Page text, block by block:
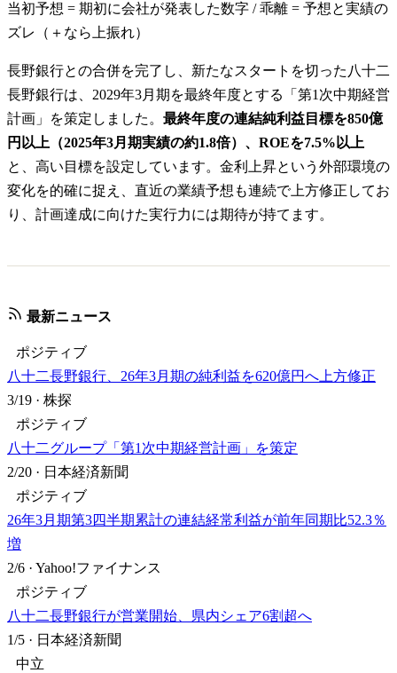
当初予想 = 期初に会社が発表した数字 / 乖離 = 予想と実績の
ズレ（＋なら上振れ）
長野銀行との合併を完了し、新たなスタートを切った八十二
長野銀行は、2029年3月期を最終年度とする「第1次中期経営
計画」を策定しました。 最終年度の連結純利益目標を850億
円以上（2025年3月期実績の約1.8倍）、ROEを7.5%以上
と、高い目標を設定しています。金利上昇という外部環境の
変化を的確に捉え、直近の業績予想も連続で上方修正してお
り、計画達成に向けた実行力には期待が持てます。
最新ニュース
ポジティブ
八十二長野銀行、26年3月期の純利益を620億円へ上方修正
3/19 · 株探
ポジティブ
八十二グループ「第1次中期経営計画」を策定
2/20 · 日本経済新聞
ポジティブ
26年3月期第3四半期累計の連結経常利益が前年同期比52.3％
増
2/6 · Yahoo!ファイナンス
ポジティブ
八十二長野銀行が営業開始、県内シェア6割超へ
1/5 · 日本経済新聞
中立